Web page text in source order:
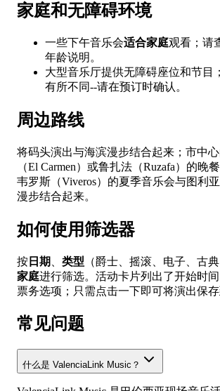
家庭和无障碍环境
一些下午音乐会适合家庭观看；请
年龄说明。
大型音乐厅提供无障碍座位和节目
有所不同--请在预订时确认。
周边路线
将码头演出与海滨漫步结合起来；市中
（El Carmen）或鲁扎法（Ruzafa）的晚
韦罗斯（Viveros）的夏季音乐会与图利
漫步结合起来。
如何使用筛选器
按 日期 类型 （爵士、摇滚、电子、古典
家庭进行筛选。活动卡片列出了开始时
票务选项；只需点击一下即可将演出保存
常见问题
什么是 ValenciaLink Music？